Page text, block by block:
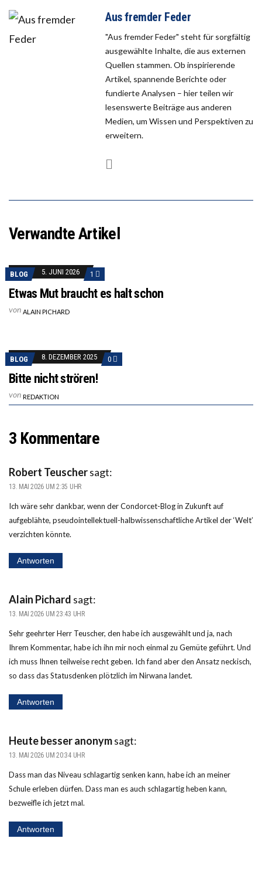
Aus fremder Feder
"Aus fremder Feder" steht für sorgfältig
ausgewählte Inhalte, die aus externen
Quellen stammen. Ob inspirierende
Artikel, spannende Berichte oder
fundierte Analysen – hier teilen wir
lesenswerte Beiträge aus anderen
Medien, um Wissen und Perspektiven zu
erweitern.
Verwandte Artikel
BLOG 5. JUNI 2026 1
Etwas Mut braucht es halt schon
von ALAIN PICHARD
BLOG 8. DEZEMBER 2025 0
Bitte nicht strören!
von REDAKTION
3 Kommentare
Robert Teuschersagt:
13. MAI 2026 UM 2:35 UHR
Ich wäre sehr dankbar, wenn der Condorcet-Blog in Zukunft auf
aufgeblähte, pseudointellektuell-halbwissenschaftliche Artikel der ‘Welt’
verzichten könnte.
Antworten
Alain Pichard sagt:
13. MAI 2026 UM 23:43 UHR
Sehr geehrter Herr Teuscher, den habe ich ausgewählt und ja, nach
Ihrem Kommentar, habe ich ihn mir noch einmal zu Gemüte geführt. Und
ich muss Ihnen teilweise recht geben. Ich fand aber den Ansatz neckisch,
so dass das Statusdenken plötzlich im Nirwana landet.
Antworten
Heute besser anonymsagt:
13. MAI 2026 UM 20:34 UHR
Dass man das Niveau schlagartig senken kann, habe ich an meiner
Schule erleben dürfen. Dass man es auch schlagartig heben kann,
bezweifle ich jetzt mal.
Antworten